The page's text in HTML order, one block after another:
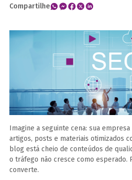
Compartilhe
Imagine a seguinte cena: sua
artigos, posts e materiais otimizados
blog está cheio de conteúdos de
o tráfego não cresce como esperado.
converte.